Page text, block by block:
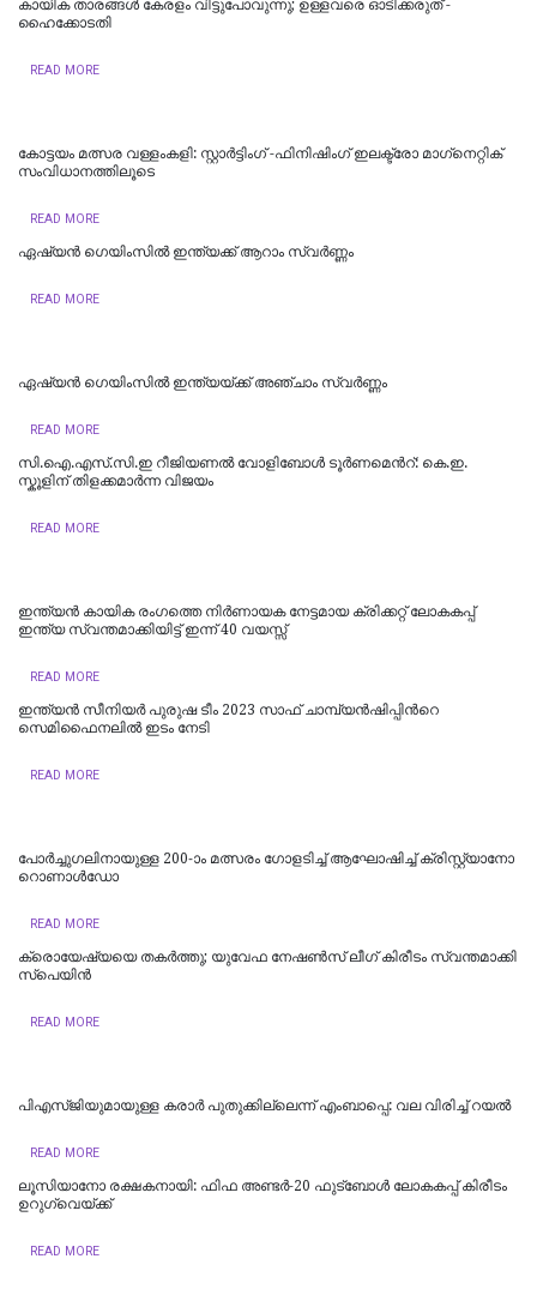
കായിക താരങ്ങള്‍ കേരളം വിട്ടുപോവുന്നു; ഉള്ളവരെ ഓടിക്കരുത് -
ഹൈക്കോടതി
READ MORE
കോട്ടയം മത്സര വള്ളംകളി: സ്റ്റാര്‍ട്ടിംഗ് -ഫിനിഷിംഗ് ഇലക്ട്രോ മാഗ്‌നെറ്റിക്
സംവിധാനത്തിലൂടെ
READ MORE
ഏഷ്യൻ ഗെയിംസില്‍ ഇന്ത്യക്ക് ആറാം സ്വര്‍ണ്ണം
READ MORE
ഏഷ്യന്‍ ഗെയിംസില്‍ ഇന്ത്യയ്ക്ക് അഞ്ചാം സ്വര്‍ണ്ണം
READ MORE
സി.ഐ.എസ്.സി.ഇ റീജിയണല്‍ വോളിബോള്‍ ടൂര്‍ണമെന്‍റ്: കെ.ഇ.
സ്കൂളിന് തിളക്കമാര്‍ന്ന വിജയം
READ MORE
ഇന്ത്യന്‍ കായിക രംഗത്തെ നിര്‍ണായക നേട്ടമായ ക്രിക്കറ്റ് ലോകകപ്പ്
ഇന്ത്യ സ്വന്തമാക്കിയിട്ട് ഇന്ന് 40 വയസ്സ്
READ MORE
ഇന്ത്യൻ സീനിയര്‍ പുരുഷ ടീം 2023 സാഫ് ചാമ്പ്യൻഷിപ്പിന്‍റെ
സെമിഫൈനലില്‍ ഇടം നേടി
READ MORE
പോ​ർ​ച്ചു​ഗ​ലി​നാ​യു​ള്ള 200-ാം മ​ത്സ​രം ഗോ​ള​ടി​ച്ച് ആ​ഘോ​ഷി​ച്ച് ക്രി​സ്റ്റ്യാ​നോ
റൊ​ണാ​ൾ​ഡോ
READ MORE
ക്രൊ​യേ​ഷ്യ​യെ ത​ക​ർ​ത്തു; യു​വേ​ഫ നേ​ഷ​ണ്‍​സ് ലീ​ഗ് കി​രീ​ടം സ്വ​ന്ത​മാ​ക്കി
സ്പെ​യി​ൻ
READ MORE
പി​എ​സ്ജി​യു​മാ​യു​ള്ള ക​രാ​ർ പു​തു​ക്കി​ല്ലെ​ന്ന് എംബാ​പ്പെ: വല വിരിച്ച് റയൽ
READ MORE
ലൂ​സി​യാ​നോ ര​ക്ഷ​ക​നാ​യി: ഫി​ഫ അ​ണ്ട​ർ-20 ഫു​ട്ബോ​ൾ ലോ​ക​ക​പ്പ് കി​രീ​ടം
ഉ​റു​ഗ്വെ​യ്ക്ക്
READ MORE